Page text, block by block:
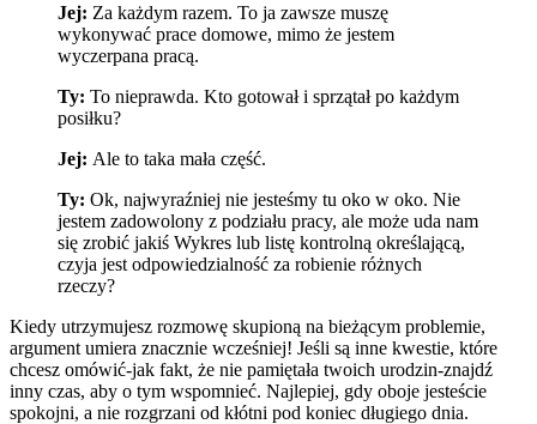
Jej: Za każdym razem. To ja zawsze muszę
wykonywać prace domowe, mimo że jestem
wyczerpana pracą.
Ty: To nieprawda. Kto gotował i sprzątał po każdym
posiłku?
Jej: Ale to taka mała część.
Ty: Ok, najwyraźniej nie jesteśmy tu oko w oko. Nie
jestem zadowolony z podziału pracy, ale może uda nam
się zrobić jakiś Wykres lub listę kontrolną określającą,
czyja jest odpowiedzialność za robienie różnych
rzeczy?
Kiedy utrzymujesz rozmowę skupioną na bieżącym problemie,
argument umiera znacznie wcześniej! Jeśli są inne kwestie, które
chcesz omówić-jak fakt, że nie pamiętała twoich urodzin-znajdź
inny czas, aby o tym wspomnieć. Najlepiej, gdy oboje jesteście
spokojni, a nie rozgrzani od kłótni pod koniec długiego dnia.